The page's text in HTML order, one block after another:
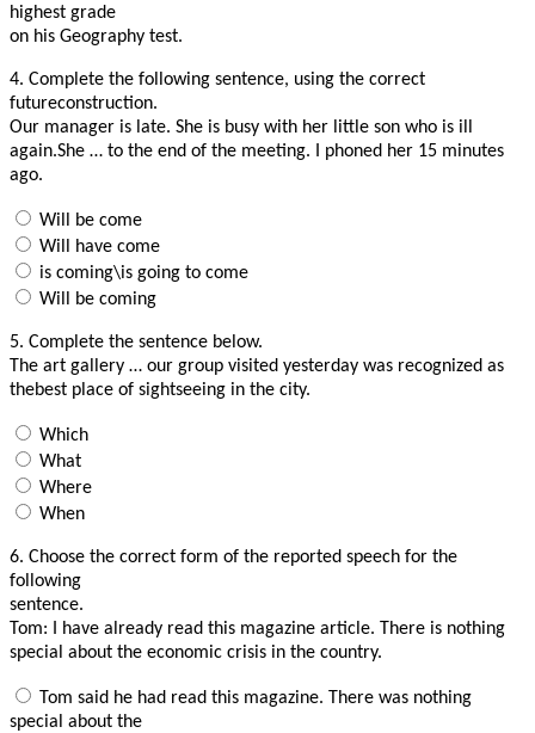
highest grade
on his Geography test.
4. Complete the following sentence, using the correct
futureconstruction.
Our manager is late. She is busy with her little son who is ill
again.She … to the end of the meeting. I phoned her 15 minutes
ago.
Will be come
Will have come
is coming\is going to come
Will be coming
5. Complete the sentence below.
The art gallery … our group visited yesterday was recognized as
thebest place of sightseeing in the city.
Which
What
Where
When
6. Choose the correct form of the reported speech for the
following
sentence.
Tom: I have already read this magazine article. There is nothing
special about the economic crisis in the country.
Tom said he had read this magazine. There was nothing
special about the